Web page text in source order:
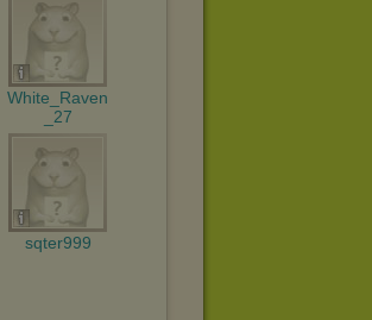
White_Raven
_27
sqter999